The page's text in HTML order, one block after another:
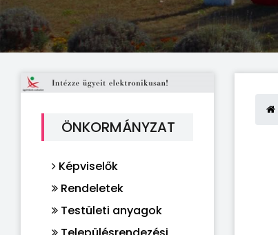
ÖNKORMÁNYZAT
Képviselők
Rendeletek
Testületi anyagok